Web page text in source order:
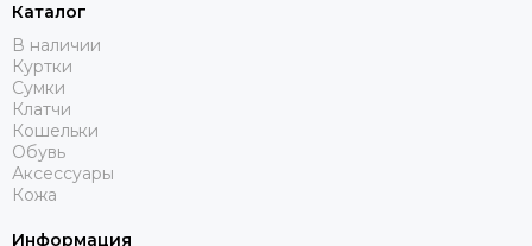
Каталог
В наличии
Куртки
Сумки
Клатчи
Кошельки
Обувь
Аксессуары
Кожа
Информация